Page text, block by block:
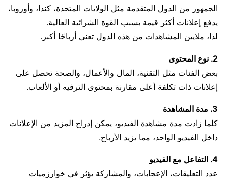
الجمهور من الدول المتقدمة مثل الولايات المتحدة، كندا، وأوروبا،
يدفع إعلانات أكثر قيمة بسبب القوة الشرائية العالية.
لذا، ملايين المشاهدات من هذه الدول تعني أرباحًا أكبر.
2. نوع المحتوى
بعض الفئات مثل التقنية، المال والأعمال، والصحة تحصل على
إعلانات ذات تكلفة أعلى مقارنة بمحتوى الترفيه أو الألعاب.
3. مدة المشاهدة
كلما زادت مدة مشاهدة الفيديو، يمكن إدراج المزيد من الإعلانات
داخل الفيديو الواحد، مما يزيد الأرباح.
4. التفاعل مع الفيديو
عدد التعليقات، الإعجابات، والمشاركة يؤثر في خوارزميات